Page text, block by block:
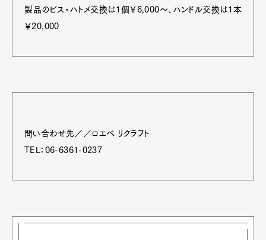
製品のビス・ハトメ交換は1個￥6,000～、ハンドル交換は1本
￥20,000
問い合わせ先／／ロエベ リクラフト
TEL：06-6361-0237